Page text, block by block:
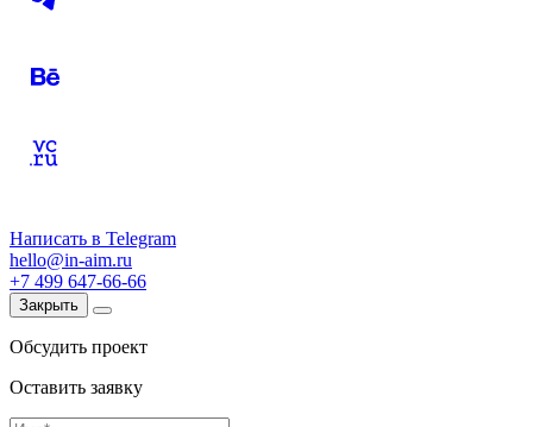
Написать в Telegram
hello@in-aim.ru
+7 499 647-66-66
Закрыть
Обсудить проект
Оставить заявку